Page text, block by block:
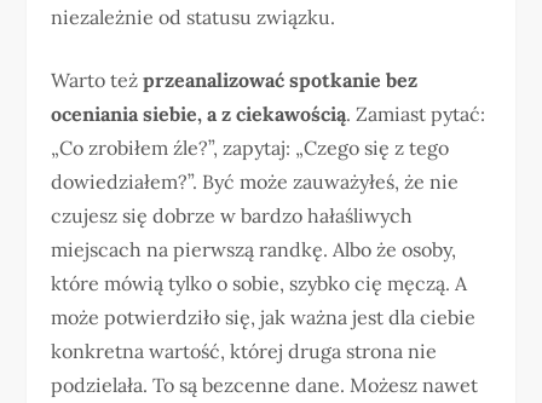
niezależnie od statusu związku.
Warto teżprzeanalizować spotkanie bez
oceniania siebie, a z ciekawością. Zamiast pytać:
„Co zrobiłem źle?”, zapytaj: „Czego się z tego
dowiedziałem?”. Być może zauważyłeś, że nie
czujesz się dobrze w bardzo hałaśliwych
miejscach na pierwszą randkę. Albo że osoby,
które mówią tylko o sobie, szybko cię męczą. A
może potwierdziło się, jak ważna jest dla ciebie
konkretna wartość, której druga strona nie
podzielała. To są bezcenne dane. Możesz nawet